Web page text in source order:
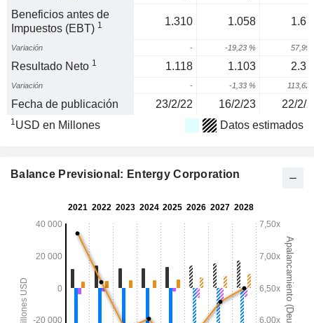
Beneficios antes de
Impuestos (EBT) 1 1.310 1.058
Variación - -19,23 % 57,99
Resultado Neto 1 1.118 1.103
Variación - -1,33 % 113,62
Fecha de publicación 23/2/22 16/2/23 22/2/
1USD en Millones Datos estimados
Balance Previsional: Entergy Corporation